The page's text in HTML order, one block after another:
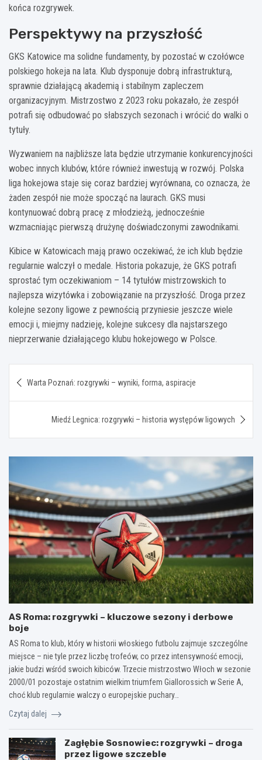
końca rozgrywek.
Perspektywy na przyszłość
GKS Katowice ma solidne fundamenty, by pozostać w czołówce
polskiego hokeja na lata. Klub dysponuje dobrą infrastrukturą,
sprawnie działającą akademią i stabilnym zapleczem
organizacyjnym. Mistrzostwo z 2023 roku pokazało, że zespół
potrafi się odbudować po słabszych sezonach i wrócić do walki o
tytuły.
Wyzwaniem na najbliższe lata będzie utrzymanie konkurencyjności
wobec innych klubów, które również inwestują w rozwój. Polska
liga hokejowa staje się coraz bardziej wyrównana, co oznacza, że
żaden zespół nie może spocząć na laurach. GKS musi
kontynuować dobrą pracę z młodzieżą, jednocześnie
wzmacniając pierwszą drużynę doświadczonymi zawodnikami.
Kibice w Katowicach mają prawo oczekiwać, że ich klub będzie
regularnie walczył o medale. Historia pokazuje, że GKS potrafi
sprostać tym oczekiwaniom – 14 tytułów mistrzowskich to
najlepsza wizytówka i zobowiązanie na przyszłość. Droga przez
kolejne sezony ligowe z pewnością przyniesie jeszcze wiele
emocji i, miejmy nadzieję, kolejne sukcesy dla najstarszego
nieprzerwanie działającego klubu hokejowego w Polsce.
wpisu
Warta Poznań: rozgrywki – wyniki, forma, aspiracje
Miedź Legnica: rozgrywki – historia występów ligowych
AS Roma: rozgrywki – kluczowe sezony i derbowe
boje
AS Roma to klub, który w historii włoskiego futbolu zajmuje szczególne
miejsce – nie tyle przez liczbę trofeów, co przez intensywność emocji,
jakie budzi wśród swoich kibiców. Trzecie mistrzostwo Włoch w sezonie
2000/01 pozostaje ostatnim wielkim triumfem Giallorossich w Serie A,
choć klub regularnie walczy o europejskie puchary…
Czytaj dalej
Zagłębie Sosnowiec: rozgrywki – droga
przez ligowe szczeble